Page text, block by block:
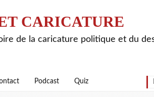
CARICATURE
de la caricature politique et du
Podcast Quiz